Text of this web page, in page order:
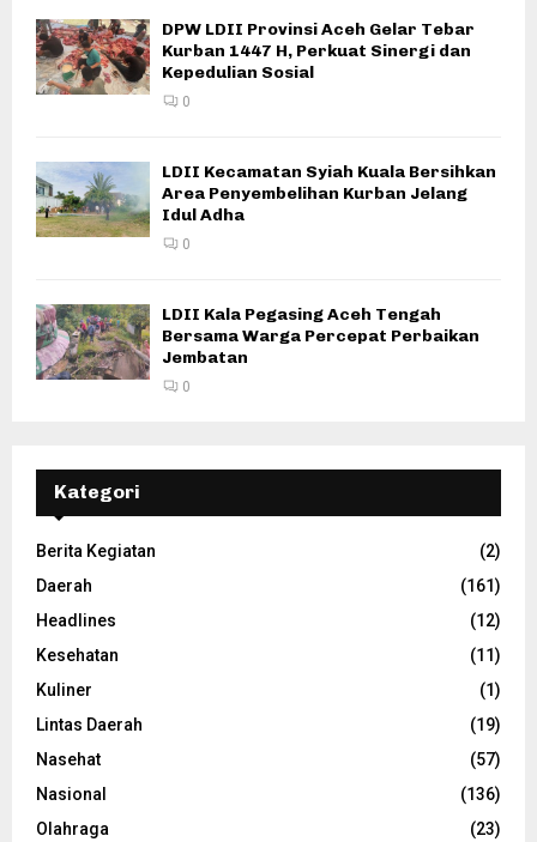
DPW LDII Provinsi Aceh Gelar Tebar
Kurban 1447 H, Perkuat Sinergi dan
Kepedulian Sosial
0
LDII Kecamatan Syiah Kuala Bersihkan
Area Penyembelihan Kurban Jelang
Idul Adha
0
LDII Kala Pegasing Aceh Tengah
Bersama Warga Percepat Perbaikan
Jembatan
0
Kategori
Berita Kegiatan
(2)
Daerah
(161)
Headlines
(12)
Kesehatan
(11)
Kuliner
(1)
Lintas Daerah
(19)
Nasehat
(57)
Nasional
(136)
Olahraga
(23)